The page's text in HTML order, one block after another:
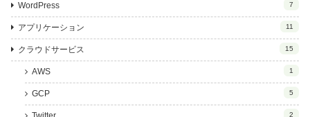
WordPress 7
アプリケーション 11
クラウドサービス 15
AWS 1
GCP 5
2